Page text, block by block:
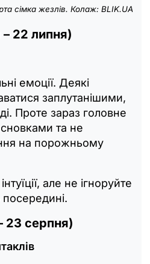
сімка жезлів. Колаж: BLIK.UA
22 липня)
емоції. Деякі
заплутанішими,
Проте зараз головне
та не
на порожньому
але не ігноруйте
посередині.
23 серпня)